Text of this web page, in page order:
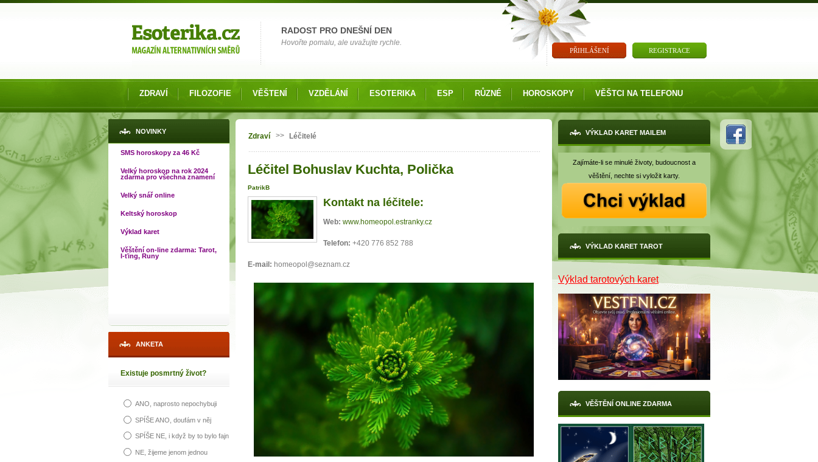
X
RADOST PRO DNEŠNÍ DEN
Hovořte pomalu, ale uvažujte rychle.
PŘIHLÁŠENÍ REGISTRACE
ZDRAVÍ FILOZOFIE VĚŠTENÍ VZDĚLÁNÍ ESOTERIKA ESP RŮZNÉ HOROSKOPY VĚŠTCI NA TELEFONU
NOVINKY
SMS horoskopy za 46 Kč
Velký horoskop na rok 2024
zdarma pro všechna znamení
Velký snář online
Keltský horoskop
Výklad karet
Věštění on-line zdarma: Tarot,
I-ťing, Runy
ANKETA
Existuje posmrtný život?
ANO, naprosto nepochybuji
SPÍŠE ANO, doufám v něj
SPÍŠE NE, i když by to bylo fajn
NE, žijeme jenom jednou
Jste zde
Zdraví >> Léčitelé
Léčitel Bohuslav Kuchta, Polička
PatrikB
Kontakt na léčitele:
Web: www.homeopol.estranky.cz
Telefon: +420 776 852 788
E-mail: homeopol@seznam.cz
VÝKLAD KARET MAILEM
Zajímáte-li se minulé životy, budoucnost a
věštění, nechte si vyložit karty.
VÝKLAD KARET TAROT
Výklad tarotových karet
VĚŠTĚNÍ ONLINE ZDARMA